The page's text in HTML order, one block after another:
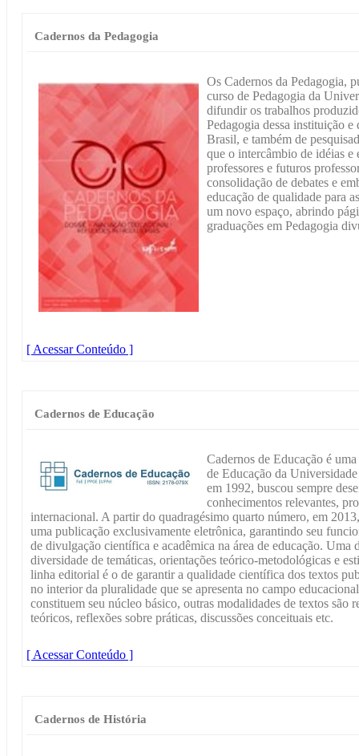
Cadernos da Pedagogia
Os Cadernos da Pedagogia,
curso de Pedagogia da
difundir os trabalhos
Pedagogia dessa instituição
Brasil, e também de
que o intercâmbio de idéias e
professores e futuros
consolidação de debates e
educação de qualidade para
um novo espaço, abrindo
graduações em Pedagogia
[ Acessar Conteúdo ]
Cadernos de Educação
Cadernos de Educação é
de Educação da
em 1992, buscou sempre
conhecimentos relevantes,
internacional. A partir do quadragésimo quarto número, em
uma publicação exclusivamente eletrônica, garantindo seu
de divulgação científica e acadêmica na área de educação. Uma
diversidade de temáticas, orientações teórico-metodológicas e
linha editorial é o de garantir a qualidade científica dos textos
no interior da pluralidade que se apresenta no campo
constituem seu núcleo básico, outras modalidades de textos são
teóricos, reflexões sobre práticas, discussões conceituais etc.
[ Acessar Conteúdo ]
Cadernos de História